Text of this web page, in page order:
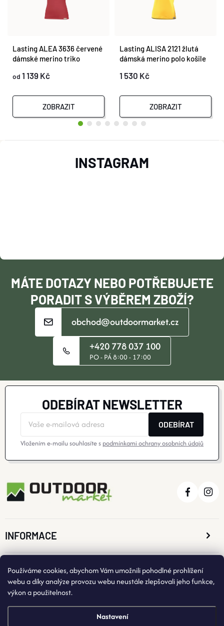
Používáme cookies, abychom Vám umožnili pohodlné prohlížení
webu a díky analýze provozu webu neustále zlepšovali jeho funkce,
výkon a použitelnost.
Nastavení
Lasting ALEA 3636 červené
dámské merino triko
od 1 139 Kč
ZOBRAZIT
Lasting ALISA 2121 žlutá
dámská merino polo košile
1 530 Kč
ZOBRAZIT
T
MÁTE DOTAZY NEBO POTŘEBUJETE
PORADIT S VÝBĚREM ZBOŽÍ?
obchod@outdoormarket.cz
+420 778 037 100
PO - PÁ 8:00 - 17:00
INSTAGRAM
ODEBÍRAT NEWSLETTER
ODEBÍRAT
Vložením e-mailu souhlasíte s podmínkami ochrany osobních údajů
INFORMACE
O NÁKUPU